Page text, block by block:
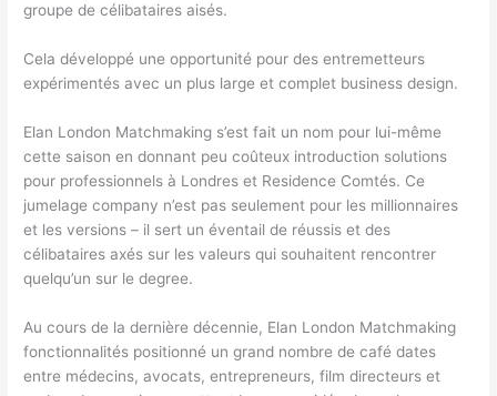
groupe de célibataires aisés.
Cela développé une opportunité pour des entremetteurs
expérimentés avec un plus large et complet business design.
Elan London Matchmaking s’est fait un nom pour lui-même
cette saison en donnant peu coûteux introduction solutions
pour professionnels à Londres et Residence Comtés. Ce
jumelage company n’est pas seulement pour les millionnaires
et les versions – il sert un éventail de réussis et des
célibataires axés sur les valeurs qui souhaitent rencontrer
quelqu’un sur le degree.
Au cours de la dernière décennie, Elan London Matchmaking
fonctionnalités positionné un grand nombre de café dates
entre médecins, avocats, entrepreneurs, film directeurs et